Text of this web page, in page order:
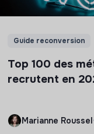
Guide reconversion
Top 100 des
recrutent en
Marianne Roussel